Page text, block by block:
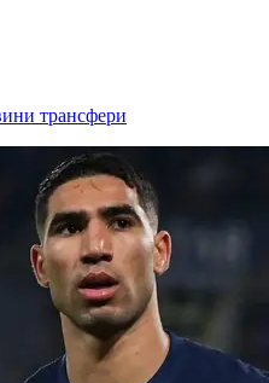
трансфери